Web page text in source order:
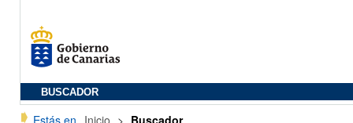
BUSCADOR
Estás en Inicio > Buscador